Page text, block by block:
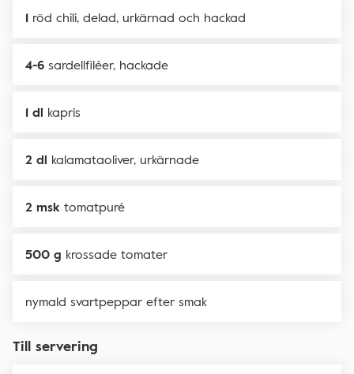
1 röd chili, delad, urkärnad och hackad
4-6 sardellfiléer, hackade
1 dl kapris
2 dl kalamataoliver, urkärnade
2 msk tomatpuré
500 g krossade tomater
nymald svartpeppar efter smak
Till servering